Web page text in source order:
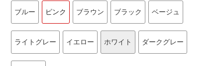
ブルー ピンク ブラウン ブラック ベージュ
ライトグレー イエロー ホワイト ダークグレー